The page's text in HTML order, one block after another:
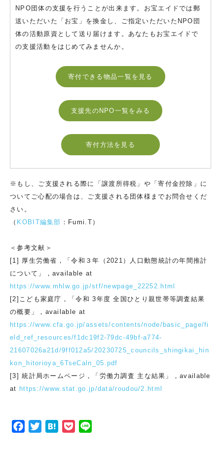
NPO団体の支援を行うことが出来ます。お宝エイドでは郵
送いただいた「お宝」を換金し、ご指定いただいたNPO団
体の活動原資として送り届けます。あなたもお宝エイドで
の支援活動をはじめてみませんか。
寄付できる物品一覧を見る
支援先のNPO一覧をみる
寄付方法を見る
※もし、ご支援される際に「譲渡所得税」や「寄付金控除」に
ついてご心配の場合は、ご支援される団体様までお問合せくだ
さい。
（ KOBIT編集部 ：Fumi.T）
＜参考文献＞
[1] 厚生労働省，「令和３年（2021）人口動態統計の年間推計
について」，available at
https://www.mhlw.go.jp/stf/newpage_22252.html
[2]こども家庭庁，「令和 3年度 全国ひとり親世帯等調査結果
の概要」，available at
https://www.cfa.go.jp/assets/contents/node/basic_page/fi
eld_ref_resources/f1dc19f2-79dc-49bf-a774-
21607026a21d/9ff012a5/20230725_councils_shingikai_hin
kon_hitorioya_6TseCaln_05.pdf
[3] 統計局ホームページ，「労働力調査 主な結果」，available
at https://www.stat.go.jp/data/roudou/2.html